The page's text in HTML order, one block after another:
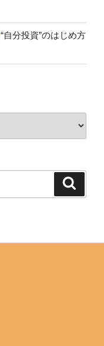
“自分投資”のはじめ方